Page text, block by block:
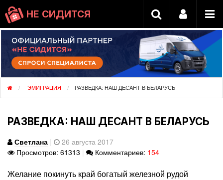
НЕ СИДИТСЯ
ЭМИГРАЦИЯ РАЗВЕДКА: НАШ ДЕСАНТ В БЕЛАРУСЬ
РАЗВЕДКА: НАШ ДЕСАНТ В БЕЛАРУСЬ
Светлана
26 августа 2017
Просмотров: 61313
Комментариев: 154
Желание покинуть край богатый железной рудой